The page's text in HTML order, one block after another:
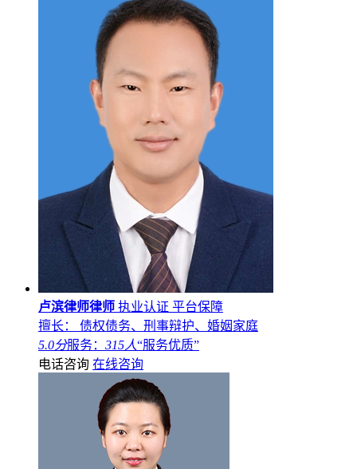
卢滨律师律师 执业认证 平台保障
擅长： 债权债务、刑事辩护、婚姻家庭
5.0分服务： 315人“服务优质”
电话咨询 在线咨询